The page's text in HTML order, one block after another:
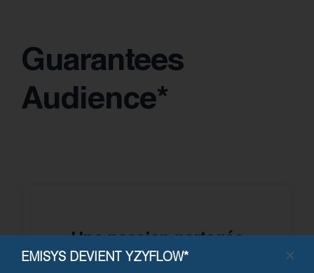
Guarantees
Audience*
Une passion partagée
pour l’événement
EMISYS DEVIENT YZYFLOW*